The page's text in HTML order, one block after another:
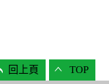
回上頁 TOP